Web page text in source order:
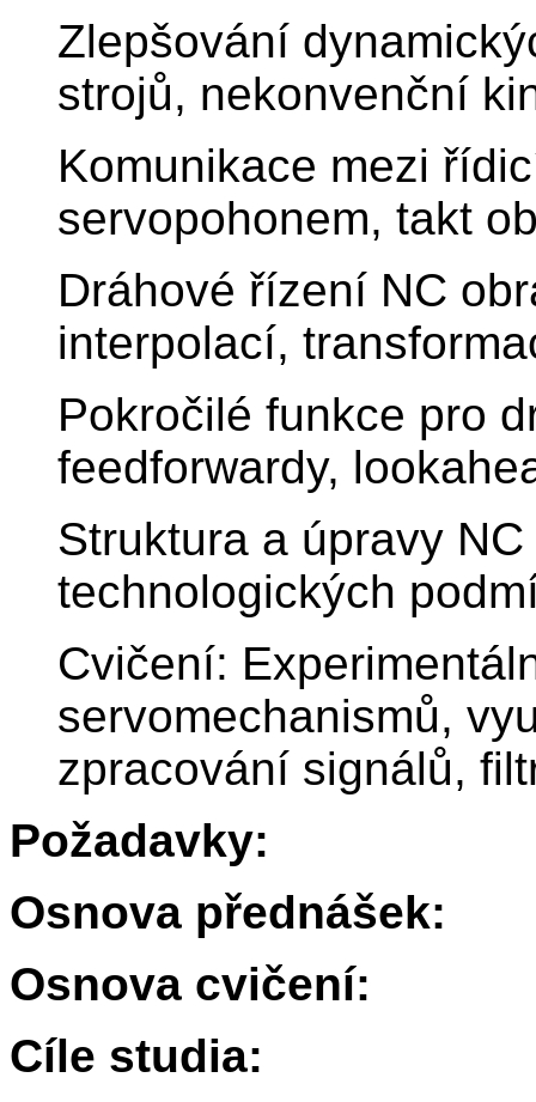
Zlepšování
strojů, nekonvenční
Komunikace mezi
servopohonem, takt
Dráhové řízení NC
interpolací,
Pokročilé funkce pro
feedforwardy,
Struktura a úpravy
technologických
Cvičení:
servomechanismů,
zpracování signálů,
Požadavky:
Osnova přednášek:
Osnova cvičení:
Cíle studia: